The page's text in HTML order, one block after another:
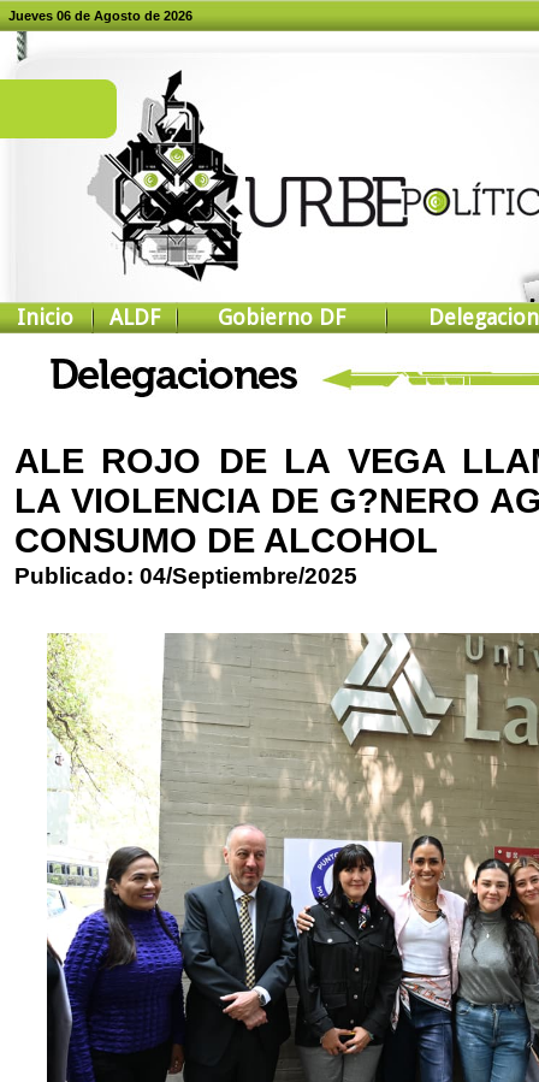
Jueves 06 de Agosto de 2026
Inicio ALDF Gobierno DF
ALE ROJO DE LA VEGA
LA VIOLENCIA DE G?NERO
CONSUMO DE ALCOHOL
Publicado: 04/Septiembre/2025